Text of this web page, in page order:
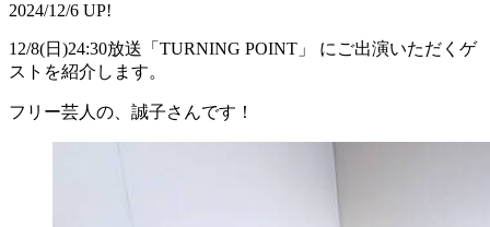
2024/12/6 UP!
12/8(日)24:30放送「TURNING POINT」 にご出演いただくゲ
ストを紹介します。
フリー芸人の、誠子さんです！